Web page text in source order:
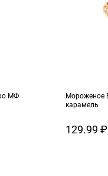
МФ
Мороженое
карамель
129.99